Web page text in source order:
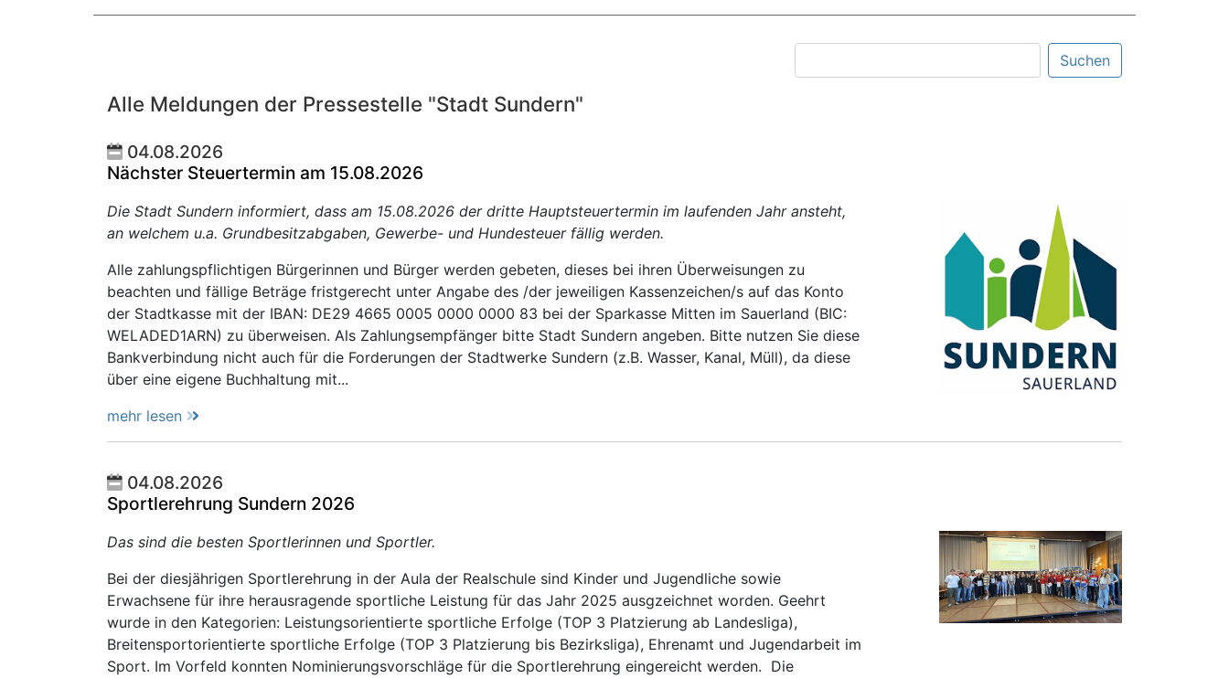
Suchen
Alle Meldungen der Pressestelle "Stadt Sundern"
04.08.2026
Nächster Steuertermin am 15.08.2026
Die Stadt Sundern informiert, dass am 15.08.2026 der dritte Hauptsteuertermin im laufenden Jahr ansteht,
an welchem u.a. Grundbesitzabgaben, Gewerbe- und Hundesteuer fällig werden.
Alle zahlungspflichtigen Bürgerinnen und Bürger werden gebeten, dieses bei ihren Überweisungen zu
beachten und fällige Beträge fristgerecht unter Angabe des /der jeweiligen Kassenzeichen/s auf das Konto
der Stadtkasse mit der IBAN: DE29 4665 0005 0000 0000 83 bei der Sparkasse Mitten im Sauerland (BIC:
WELADED1ARN) zu überweisen. Als Zahlungsempfänger bitte Stadt Sundern angeben. Bitte nutzen Sie diese
Bankverbindung nicht auch für die Forderungen der Stadtwerke Sundern (z.B. Wasser, Kanal, Müll), da diese
über eine eigene Buchhaltung mit...
mehr lesen
04.08.2026
Sportlerehrung Sundern 2026
Das sind die besten Sportlerinnen und Sportler.
Bei der diesjährigen Sportlerehrung in der Aula der Realschule sind Kinder und Jugendliche sowie
Erwachsene für ihre herausragende sportliche Leistung für das Jahr 2025 ausgzeichnet worden. Geehrt
wurde in den Kategorien: Leistungsorientierte sportliche Erfolge (TOP 3 Platzierung ab Landesliga),
Breitensportorientierte sportliche Erfolge (TOP 3 Platzierung bis Bezirksliga), Ehrenamt und Jugendarbeit im
Sport. Im Vorfeld konnten Nominierungsvorschläge für die Sportlerehrung eingereicht werden. Die